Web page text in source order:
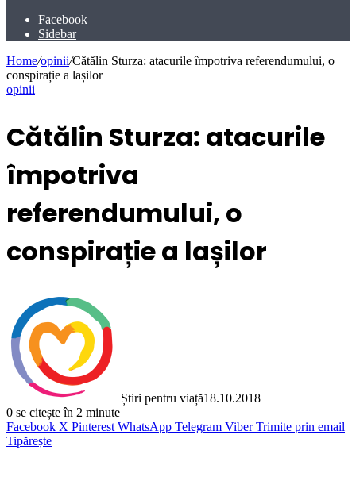
Facebook
Sidebar
Home/opinii/Cătălin Sturza: atacurile împotriva referendumului, o
conspirație a lașilor
opinii
Cătălin Sturza: atacurile
împotriva
referendumului, o
conspirație a lașilor
Știri pentru viață18.10.2018
0 se citește în 2 minute
Facebook X Pinterest WhatsApp Telegram Viber Trimite prin email
Tipărește